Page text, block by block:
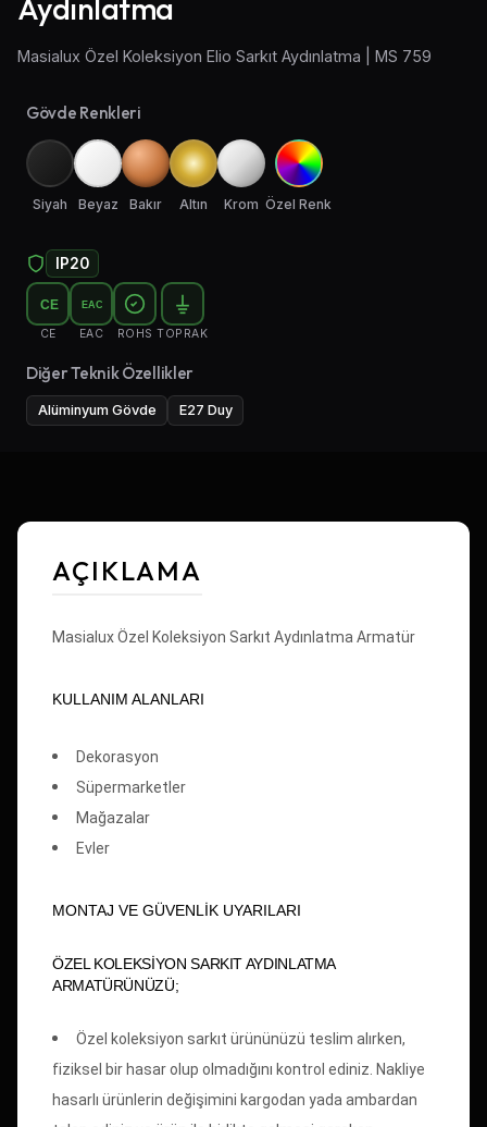
Acil Aydınlatma ve Yönlendirmeler
Aydınlatma
Masialux Özel Koleksiyon Elio Sarkıt Aydınlatma | MS 759
Gövde Renkleri
Siyah Beyaz Bakır Altın Krom Özel Renk
IP20
CE
CE
EAC
EAC ROHS TOPRAK
Diğer Teknik Özellikler
Alüminyum Gövde E27 Duy
AÇIKLAMA
Masialux Özel Koleksiyon Sarkıt Aydınlatma Armatür
KULLANIM ALANLARI
Dekorasyon
Süpermarketler
Mağazalar
Evler
MONTAJ VE GÜVENLİK UYARILARI
ÖZEL KOLEKSİYON SARKIT AYDINLATMA
ARMATÜRÜNÜZÜ;
Özel koleksiyon sarkıt ürününüzü teslim alırken,
fiziksel bir hasar olup olmadığını kontrol ediniz. Nakliye
hasarlı ürünlerin değişimini kargodan yada ambardan